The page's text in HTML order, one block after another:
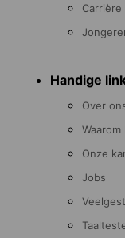
Carrière
Handige
Over
Onze
Jobs